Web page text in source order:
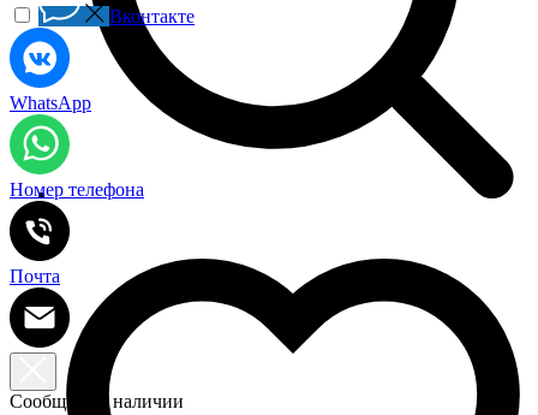
Вконтакте
WhatsApp
Номер телефона
Почта
Сообщить о наличии